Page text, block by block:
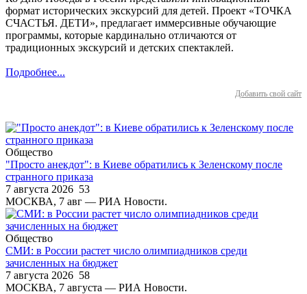
формат исторических экскурсий для детей. Проект «ТОЧКА
СЧАСТЬЯ. ДЕТИ», предлагает иммерсивные обучающие
программы, которые кардинально отличаются от
традиционных экскурсий и детских спектаклей.
Подробнее...
Добавить свой сайт
Общество
"Просто анекдот": в Киеве обратились к Зеленскому после
странного приказа
7 августа 2026 53
МОСКВА, 7 авг — РИА Новости.
Общество
СМИ: в России растет число олимпиадников среди
зачисленных на бюджет
7 августа 2026 58
МОСКВА, 7 августа — РИА Новости.